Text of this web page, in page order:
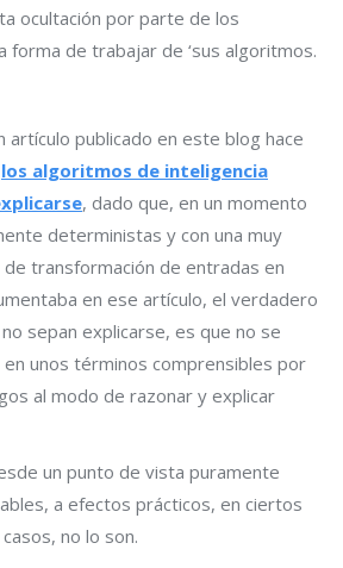
ocultación por parte de los
forma de trabajar de ‘sus algoritmos.
artículo publicado en este blog hace
los algoritmos de inteligencia
, dado que, en un momento
deterministas y con una muy
transformación de entradas en
en ese artículo, el verdadero
sepan explicarse, es que no se
en unos términos comprensibles por
al modo de razonar y explicar
un punto de vista puramente
a efectos prácticos, en ciertos
no lo son.